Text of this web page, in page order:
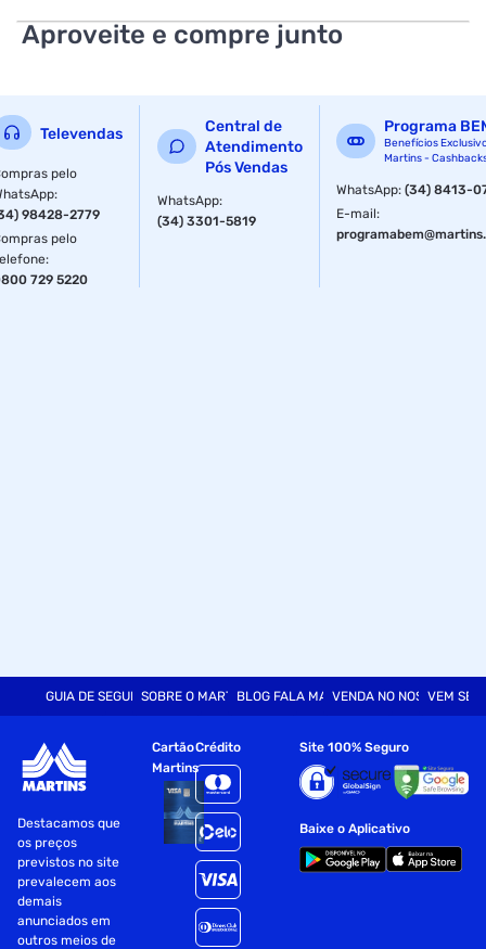
Aproveite e compre junto
Televendas
pelo
:
98428-2779
pelo
:
729 5220
Central de
Atendimento
Pós Vendas
WhatsApp:
(34) 3301-5819
Programa
Benefícios
Martins -
WhatsApp:(34) 8413-
E-mail:
GUIA DE SEGURANÇASOBRE O MARTINSBLOG FALA MARTVENDA NO NOSSO SITE
VEM SER
Destacamos que
os preços
previstos no site
prevalecem aos
demais
anunciados em
outros meios de
Cartão
Martins
Crédito Site 100% Seguro
Baixe o Aplicativo